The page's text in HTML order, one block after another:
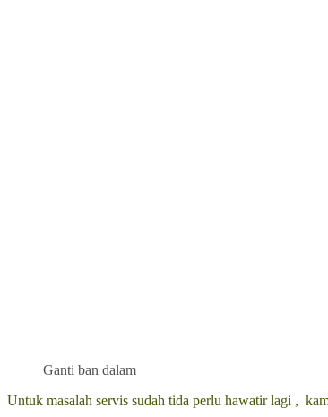
Ganti ban dalam
Untuk masalah servis sudah tida perlu hawatir lagi ,